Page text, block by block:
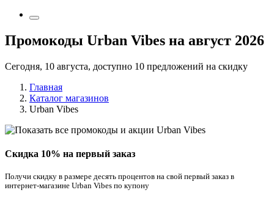
Промокоды Urban Vibes на август 2026
Сегодня, 10 августа, доступно 10 предложений на скидку
Главная
Каталог магазинов
Urban Vibes
Скидка 10% на первый заказ
Получи скидку в размере десять процентов на свой первый заказ в
интернет-магазине Urban Vibes по купону